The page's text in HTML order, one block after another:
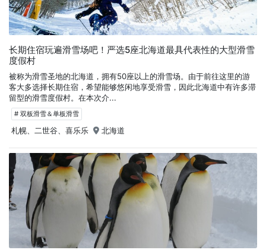
长期住宿玩遍滑雪场吧！严选5座北海道最具代表性的大型滑雪
度假村
被称为滑雪圣地的北海道，拥有50座以上的滑雪场。由于前往这里的游
客大多选择长期住宿，希望能够悠闲地享受滑雪，因此北海道中有许多滞
留型的滑雪度假村。在本次介...
# 双板滑雪＆单板滑雪
札幌、二世谷、喜乐乐 北海道